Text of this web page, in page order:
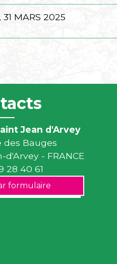
31 MARS 2025
Jean d'Arvey
des Bauges
d'Arvey - FRANCE
28 40 61
formulaire